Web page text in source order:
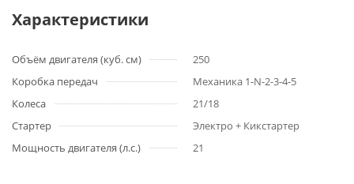
Характеристики
Объём двигателя (куб. см)
250
Коробка передач
Механика 1-N-2-3-4-5
Колеса
21/18
Стартер
Электро + Кикстартер
Мощность двигателя (л.с.)
21